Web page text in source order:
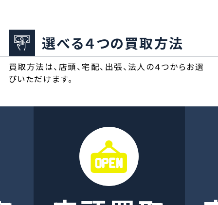
選べる４つの買取方法
買取方法は、店頭、宅配、出張、法人の４つからお選
びいただけます。